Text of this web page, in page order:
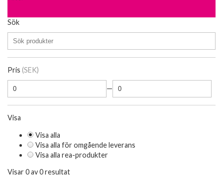
Sök
Pris (SEK)
—
Visa
Visa alla
Visa alla för omgående leverans
Visa alla rea-produkter
Visar 0 av 0 resultat